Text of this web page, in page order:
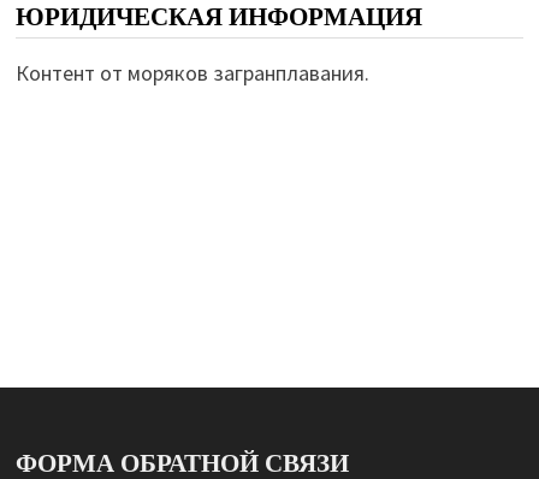
ЮРИДИЧЕСКАЯ ИНФОРМАЦИЯ
Контент от моряков загранплавания.
ФОРМА ОБРАТНОЙ СВЯЗИ